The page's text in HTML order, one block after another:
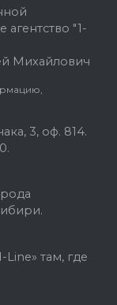
"1-
Михайлович
3, оф. 814.
там, где